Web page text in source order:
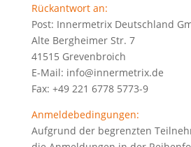
Rückantwort an:
Post: Innermetrix Deutschland
Alte Bergheimer Str. 7
41515 Grevenbroich
E-Mail: info@innermetrix.de
Fax: +49 221 6778 5773-9
Anmeldebedingungen:
Aufgrund der begrenzten